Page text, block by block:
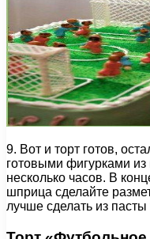
9. Вот и торт готов,
готовыми фигурками из
несколько часов. В
шприца сделайте
лучше сделать из пасты